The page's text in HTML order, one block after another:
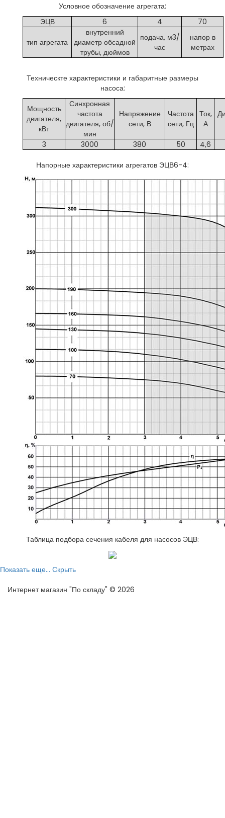
Условное обозначение агрегата:
ЭЦВ
6 4 70
тип агрегата
внутренний
диаметр обсадной
трубы, дюймов
подача, м3/
час
напор в
метрах
Техническте характеристики и габаритные размеры
насоса:
Мощность
двигателя,
кВт
Синхронная
частота
двигателя, об/
мин
Напряжение
сети, В
Частота
сети, Гц
Ток,
А
3 3000 380 50 4,6
Напорные характеристики агрегатов ЭЦВ6-4:
Таблица подбора сечения кабеля для насосов ЭЦВ:
Показать еще... Скрыть
Интернет магазин "По складу" © 2026